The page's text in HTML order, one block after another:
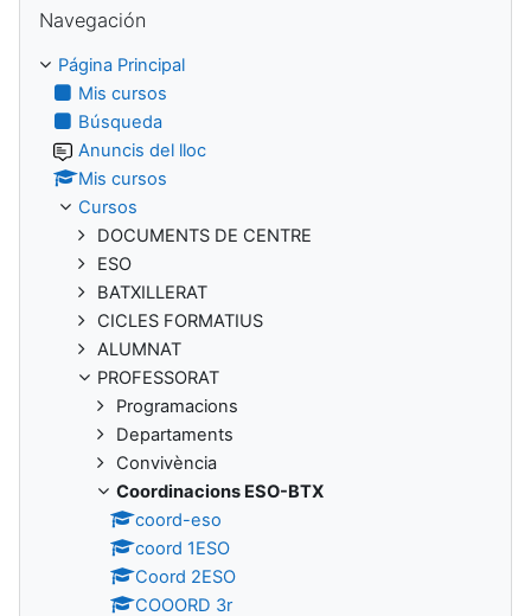
Navegación
Página Principal
Mis cursos
Búsqueda
Anuncis del lloc
Mis cursos
Cursos
DOCUMENTS DE CENTRE
ESO
BATXILLERAT
CICLES FORMATIUS
ALUMNAT
PROFESSORAT
Programacions
Departaments
Convivència
Coordinacions ESO-BTX
coord-eso
coord 1ESO
Coord 2ESO
COOORD 3r